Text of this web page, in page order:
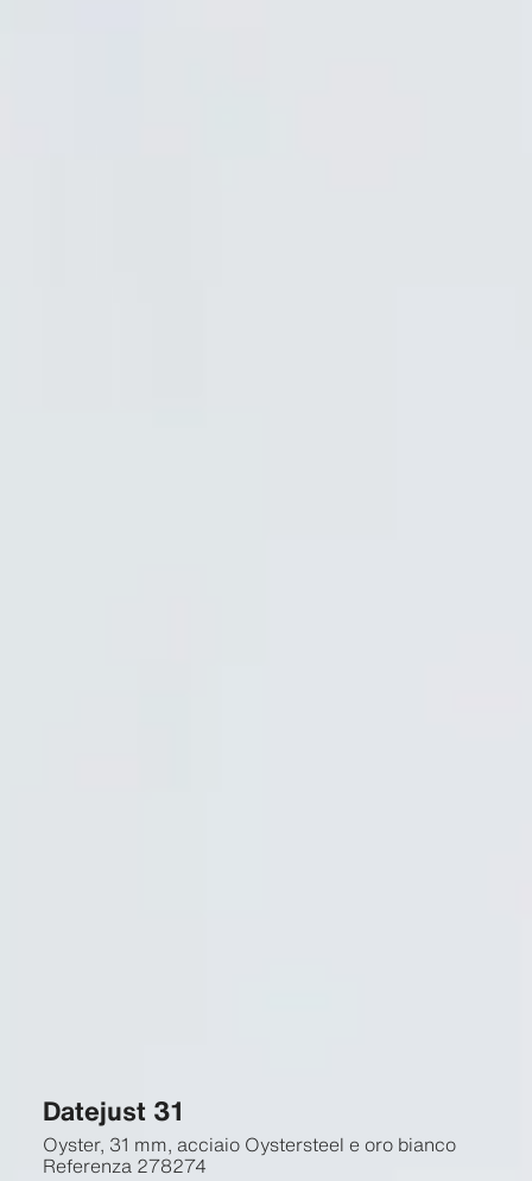
Datejust 31
Oyster, 31 mm, acciaio Oystersteel e oro bianco
Referenza 278274